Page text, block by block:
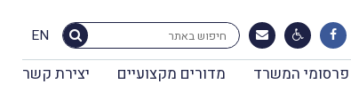
EN
פרסומי המשרד מדורים מקצועיים יצירת קשר